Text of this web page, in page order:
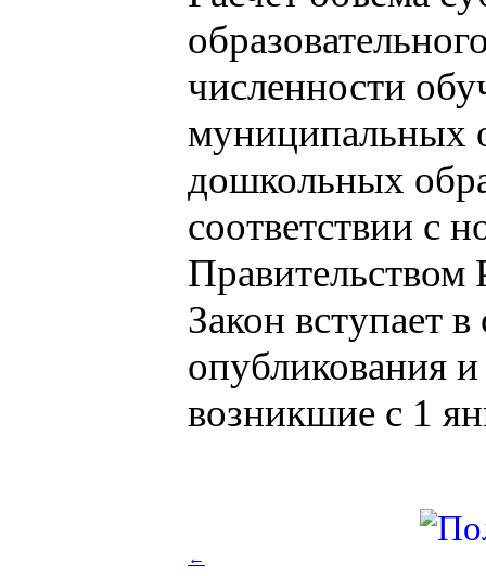
численности
муниципальных
дошкольных
соответствии с
Правительством
Закон вступает
опубликования
возникшие с 1
←